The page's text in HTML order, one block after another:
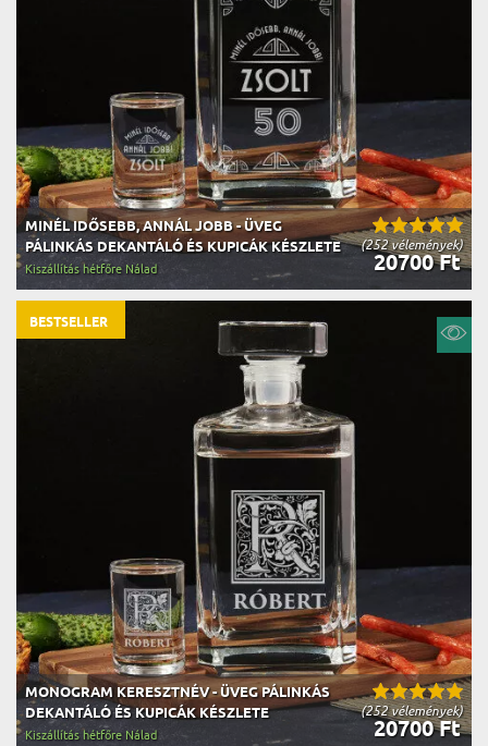
(252 vélemények)
MINÉL IDŐSEBB, ANNÁL JOBB - ÜVEG
PÁLINKÁS DEKANTÁLÓ ÉS KUPICÁK KÉSZLETE
20700 Ft
Kiszállítás hétfőre Nálad
(252 vélemények)
MONOGRAM KERESZTNÉV - ÜVEG PÁLINKÁS
DEKANTÁLÓ ÉS KUPICÁK KÉSZLETE
20700 Ft
Kiszállítás hétfőre Nálad
BESTSELLER